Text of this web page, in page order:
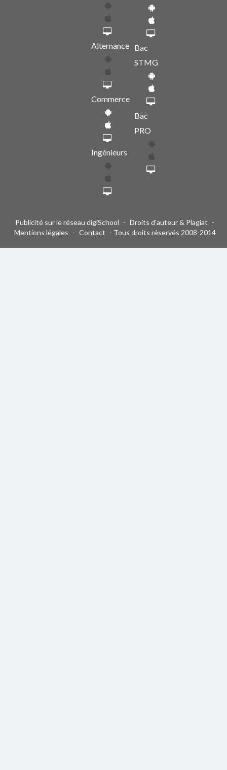
Alternance
Commerce
Ingénieurs
Bac
STMG
Bac
PRO
Publicité sur le réseau digiSchool - Droits d'auteur & Plagiat -
Mentions légales - Contact - Tous droits réservés 2008-2014